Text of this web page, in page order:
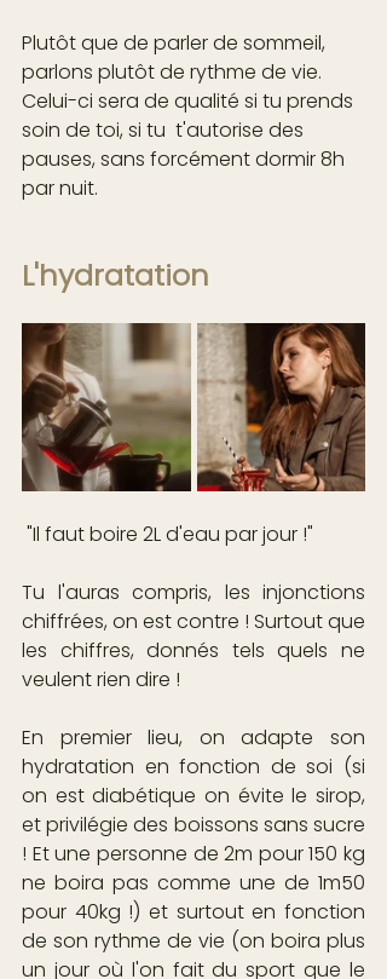
Plutôt que de parler de sommeil,
parlons plutôt de rythme de vie.
Celui-ci sera de qualité si tu prends
soin de toi, si tu  t'autorise des
pauses, sans forcément dormir 8h
par nuit.
L'hydratation
"Il faut boire 2L d'eau par jour !"
Tu l'auras compris, les injonctions
chiffrées, on est contre ! Surtout que
les chiffres, donnés tels quels ne
veulent rien dire !
En premier lieu, on adapte son
hydratation en fonction de soi (si
on est diabétique on évite le sirop,
et privilégie des boissons sans sucre
! Et une personne de 2m pour 150 kg
ne boira pas comme une de 1m50
pour 40kg !) et surtout en fonction
de son rythme de vie (on boira plus
un jour où l'on fait du sport que le